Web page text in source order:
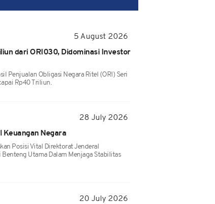
5 August 2026
dari ORI030, Didominasi Investor
Penjualan Obligasi Negara Ritel (ORI) Seri
Rp40 Triliun.
28 July 2026
Keuangan Negara
Posisi Vital Direktorat Jenderal
Benteng Utama Dalam Menjaga Stabilitas
20 July 2026